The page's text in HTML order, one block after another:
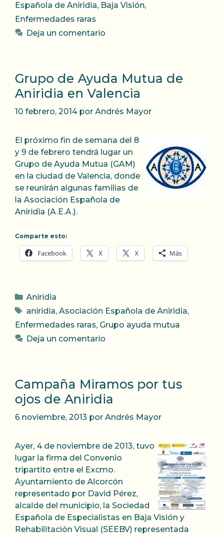
Española de Aniridia, Baja Visión,
Enfermedades raras
Deja un comentario
Grupo de Ayuda Mutua de
Aniridia en Valencia
10 febrero, 2014 por Andrés Mayor
El próximo fin de semana del 8
y 9 de febrero tendrá lugar un
Grupo de Ayuda Mutua (GAM)
en la ciudad de Valencia, donde
se reunirán algunas familias de
la Asociación Española de
Aniridia (A.E.A.).
Comparte esto:
Facebook X X Más
Categorías
Aniridia
Etiquetas
aniridia, Asociación Española de Aniridia,
Enfermedades raras, Grupo ayuda mutua
Deja un comentario
Campaña Miramos por tus
ojos de Aniridia
6 noviembre, 2013 por Andrés Mayor
Ayer, 4 de noviembre de 2013, tuvo
lugar la firma del Convenio
tripartito entre el Excmo.
Ayuntamiento de Alcorcón
representado por David Pérez,
alcalde del municipio, la Sociedad
Española de Especialistas en Baja Visión y
Rehabilitación Visual (SEEBV) representada